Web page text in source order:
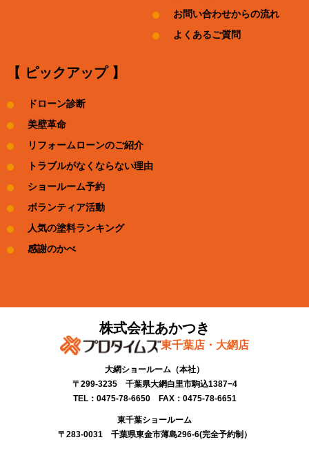
お問い合わせからの流れ
よくあるご質問
【 ピックアップ 】
ドローン診断
美壁革命
リフォームローンのご紹介
トラブルがなくならない理由
ショールーム予約
ボランティア活動
人気の塗料ランキング
感謝のかべ
株式会社あかつき
東千葉店・大網店
大網ショールーム​（本社）
〒299-3235 千葉県大網白里市駒込1387−4​
TEL：0475-78-6650 FAX：0475-78-6651
東千葉ショールーム​
〒283-0031 千葉県東金市薄島296-6(完全予約制）​